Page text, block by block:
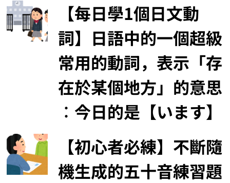
【每日學1個日文動
詞】日語中的一個超級
常用的動詞，表示「存
在於某個地方」的意思
︰今日的是【います】
【初心者必練】不斷隨
機生成的五十音練習題